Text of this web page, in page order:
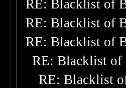
RE: Blacklist of
RE: Blacklist of
RE: Blacklist of
RE: Blacklist of
RE: Blacklist